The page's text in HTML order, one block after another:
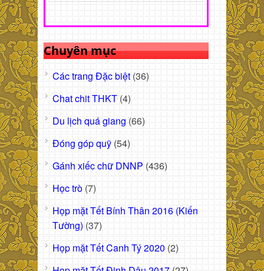
Chuyên mục
Các trang Đặc biệt (36)
Chat chit THKT (4)
Du lịch quá giang (66)
Đóng góp quỹ (54)
Gánh xiếc chữ DNNP (436)
Học trò (7)
Họp mặt Tết Bính Thân 2016 (Kiến
Tường) (37)
Họp mặt Tết Canh Tý 2020 (2)